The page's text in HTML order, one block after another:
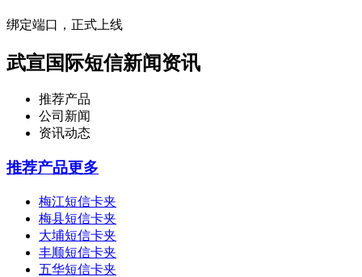
绑定端口，正式上线
武宣国际短信新闻资讯
推荐产品
公司新闻
资讯动态
推荐产品更多
梅江短信卡夹
梅县短信卡夹
大埔短信卡夹
丰顺短信卡夹
五华短信卡夹